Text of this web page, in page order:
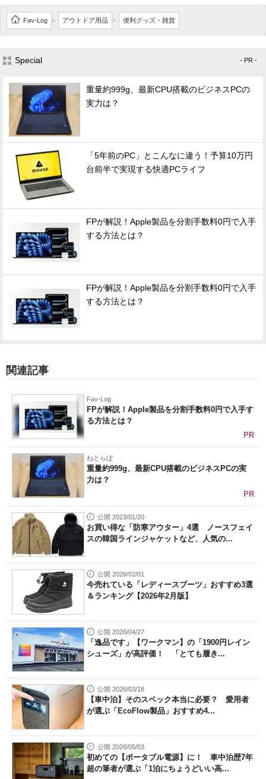
Fav-Log > アウトドア用品 > 便利グッズ・雑貨
Special - PR -
重量約999g、最新CPU搭載のビジネスPCの
実力は？
「5年前のPC」とこんなに違う！予算10万円
台前半で実現する快適PCライフ
FPが解説！Apple製品を分割手数料0円で入手
する方法とは？
FPが解説！Apple製品を分割手数料0円で入手
する方法とは？
関連記事
Fav-Log
FPが解説！Apple製品を分割手数料0円で入手す
る方法とは？
PR
ねとらぼ
重量約999g、最新CPU搭載のビジネスPCの実
力は？
PR
公開 2023/01/20
お買い得な「防寒アウター」4選 ノースフェイ
スの韓国ラインジャケットなど、人気の...
公開 2026/02/01
今売れている「レディースブーツ」おすすめ3選
＆ランキング【2026年2月版】
公開 2026/04/27
「逸品です」【ワークマン】の「1900円レイン
シューズ」が高評価！ 「とても履き...
公開 2026/03/18
【車中泊】そのスペック本当に必要？ 愛用者
が選ぶ「EcoFlow製品」おすすめ4...
公開 2026/05/03
初めての【ポータブル電源】に！ 車中泊歴7年
超の筆者が選ぶ「1泊にちょうどいい高...